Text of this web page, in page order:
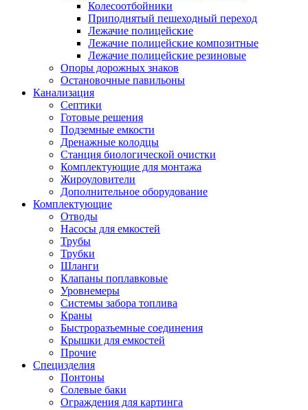
Колесоотбойники
Приподнятый пешеходный переход
Лежачие полицейские
Лежачие полицейские композитные
Лежачие полицейские резиновые
Опоры дорожных знаков
Остановочные павильоны
Канализация
Септики
Готовые решения
Подземные емкости
Дренажные колодцы
Станция биологической очистки
Комплектующие для монтажа
Жироуловители
Дополнительное оборудование
Комплектующие
Отводы
Насосы для емкостей
Трубы
Трубки
Шланги
Клапаны поплавковые
Уровнемеры
Системы забора топлива
Краны
Быстроразъемные соединения
Крышки для емкостей
Прочие
Специзделия
Понтоны
Солевые баки
Ограждения для картинга